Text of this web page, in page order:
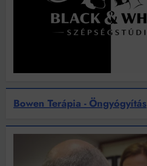
Bowen Terápia - Öngyógyítás